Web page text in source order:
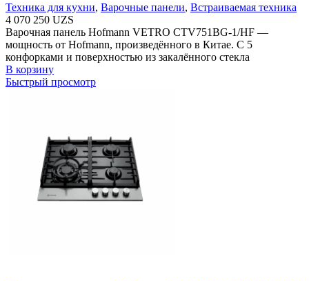
Техника для кухни, Варочные панели, Встраиваемая техника
4 070 250 UZS
Варочная панель Hofmann VETRO CTV751BG-1/HF —
мощность от Hofmann, произведённого в Китае. С 5
конфорками и поверхностью из закалённого стекла
В корзину
Быстрый просмотр